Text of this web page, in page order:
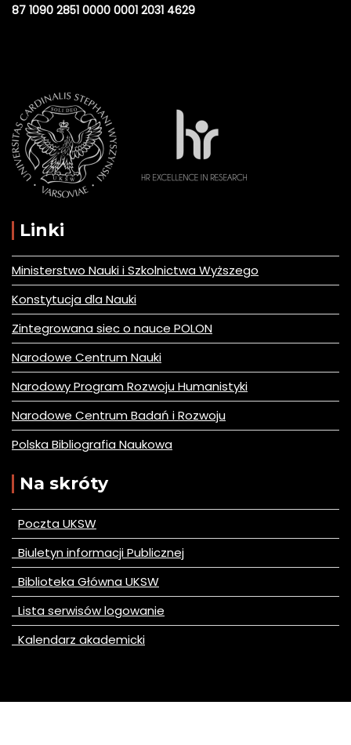
87 1090 2851 0000 0001 2031 4629
Linki
Ministerstwo Nauki i Szkolnictwa Wyższego
Konstytucja dla Nauki
Zintegrowana siec o nauce POLON
Narodowe Centrum Nauki
Narodowy Program Rozwoju Humanistyki
Narodowe Centrum Badań i Rozwoju
Polska Bibliografia Naukowa
Na skróty
Poczta UKSW
Biuletyn informacji Publicznej
Biblioteka Główna UKSW
Lista serwisów logowanie
Kalendarz akademicki